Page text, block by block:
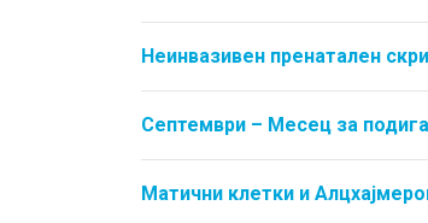
Неинвазивен пренатален
Септември – Месец за
Матични клетки и